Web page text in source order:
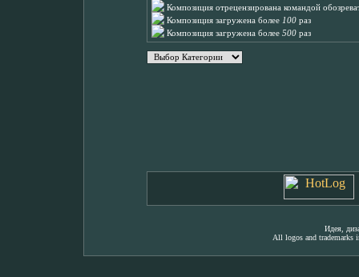
Композиция отрецензирована командой
Композиция загружена более 100 раз
Композиция загружена более 500 раз
Идея,
All logos and trademarks